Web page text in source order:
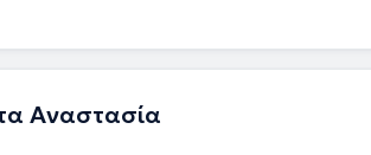
Αναστασία